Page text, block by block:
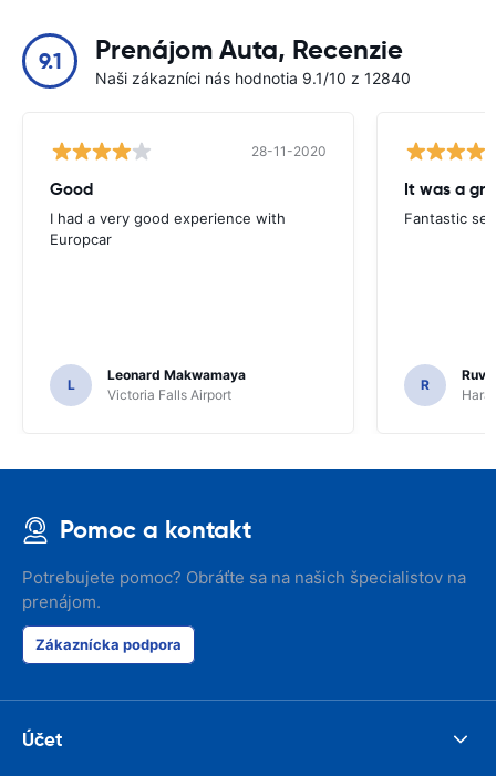
9.1 Prenájom Auta, Recenzie
Naši zákazníci nás hodnotia 9.1/10 z 12840
28-11-2020
Good
I had a very good experience with
Europcar
L
Leonard Makwamaya
Victoria Falls Airport
Fantastic
R
Pomoc a kontakt
Potrebujete pomoc? Obráťte sa na našich špecialistov na
prenájom.
Zákaznícka podpora
Účet